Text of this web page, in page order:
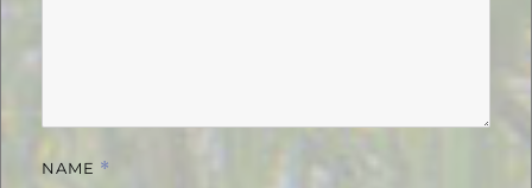
NAME *